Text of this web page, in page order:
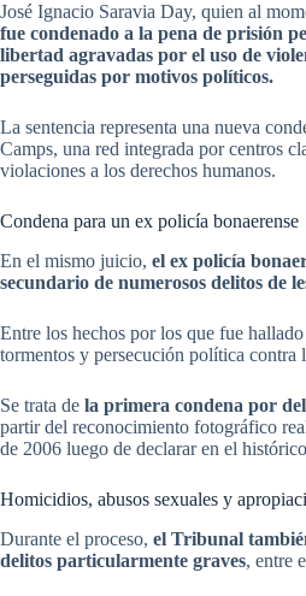
José Ignacio Saravia Day, quien al
fue condenado a la pena de prisión
libertad agravadas por el uso de
perseguidas por motivos políticos.
La sentencia representa una nueva
Camps, una red integrada por centros
violaciones a los derechos humanos.
Condena para un ex policía bonaerense
En el mismo juicio, el ex policía
secundario de numerosos delitos de
Entre los hechos por los que fue
tormentos y persecución política contra
Se trata de la primera condena por
partir del reconocimiento fotográfico
de 2006 luego de declarar en el
Homicidios, abusos sexuales y
Durante el proceso, el Tribunal
delitos particularmente graves, entre